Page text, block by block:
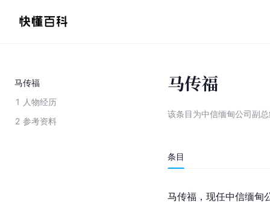
马传福
1 人物经历
2 参考资料
马传福
该条目为中信缅甸公司副
条目
马传福，现任中信缅甸